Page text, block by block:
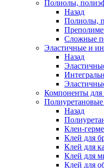
Полиолы,
Назад
Полиолы,
Сложные
Эластичные и
Назад
Компоненты
Полиуретановые
Назад
Клеи-
Клей для
Клей для
Клей для
Клей для